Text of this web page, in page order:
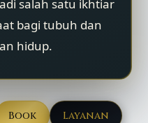
salah satu ikhtiar
bagi tubuh dan
hidup.
Book Layanan